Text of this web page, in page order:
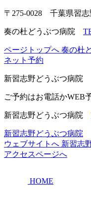
〒275-0028 千葉県習志
奏の杜どうぶつ病院
ページトップへ 奏の杜
ネット予約
新習志野どうぶつ病院
ご予約はお電話かWEB
新習志野どうぶつ病院
新習志野どうぶつ病院
ウェブサイトへ 新習志
アクセスページへ
HOME